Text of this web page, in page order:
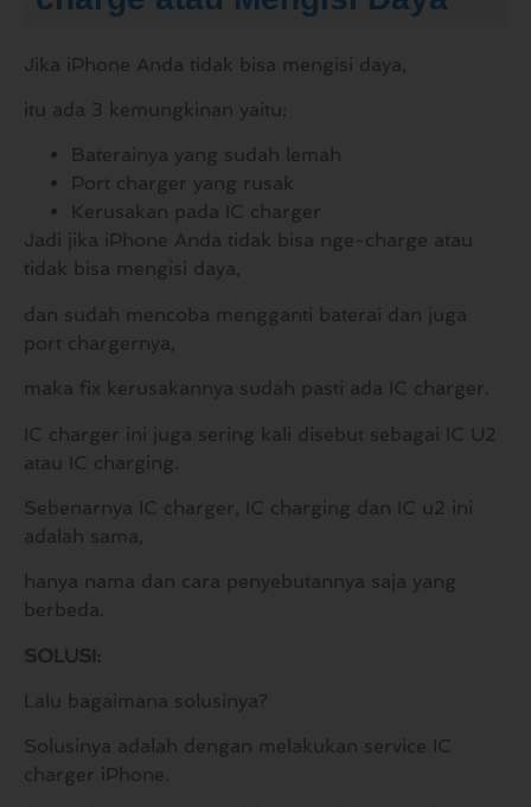
Jika iPhone Anda tidak bisa mengisi daya,
itu ada 3 kemungkinan yaitu:
Baterainya yang sudah lemah
Port charger yang rusak
Kerusakan pada IC charger
Jadi jika iPhone Anda tidak bisa nge-charge atau
tidak bisa mengisi daya,
dan sudah mencoba mengganti baterai dan juga
port chargernya,
maka fix kerusakannya sudah pasti ada IC charger.
IC charger ini juga sering kali disebut sebagai IC U2
atau IC charging.
Sebenarnya IC charger, IC charging dan IC u2 ini
adalah sama,
hanya nama dan cara penyebutannya saja yang
berbeda.
SOLUSI:
Lalu bagaimana solusinya?
Solusinya adalah dengan melakukan service IC
charger iPhone.